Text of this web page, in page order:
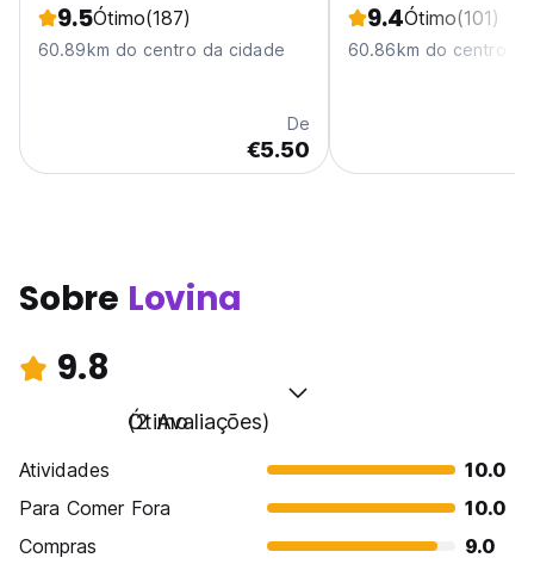
9.5Ótimo(187)
60.89km do centro da cidade
De
€5.50
9.4Ótimo(101)
60.86km do centro
Sobre Lovina
9.8
Ótimo
(2 Avaliações)
Atividades
10.0
Para Comer Fora
10.0
Compras
9.0